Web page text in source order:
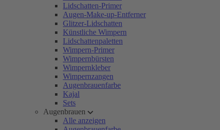
Lidschatten-Primer
Augen-Make-up-Entferner
Glitzer-Lidschatten
Künstliche Wimpern
Lidschattenpaletten
Wimpern-Primer
Wimpernbürsten
Wimpernkleber
Wimpernzangen
Augenbrauenfarbe
Kajal
Sets
Augenbrauen
Alle anzeigen